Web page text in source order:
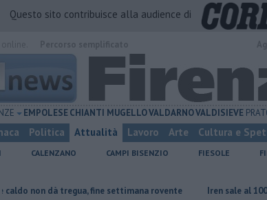
Questo sito contribuisce alla audience di
EMPOLESECHIANTI MUGELLOVALDARNOVALDISIEVE
Politica Attualità Lavoro Arte Cultura e
CALENZANO CAMPI BISENZIO FIESOLE
dà tregua, fine settimana rovente Iren sale al 100% di